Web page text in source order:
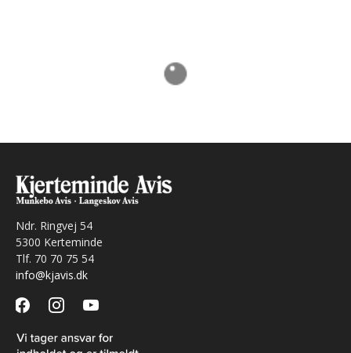
Ndr. Ringvej 54
5300 Kerteminde
Tlf. 70 70 75 54
info@kjavis.dk
facebookinstagramyoutube